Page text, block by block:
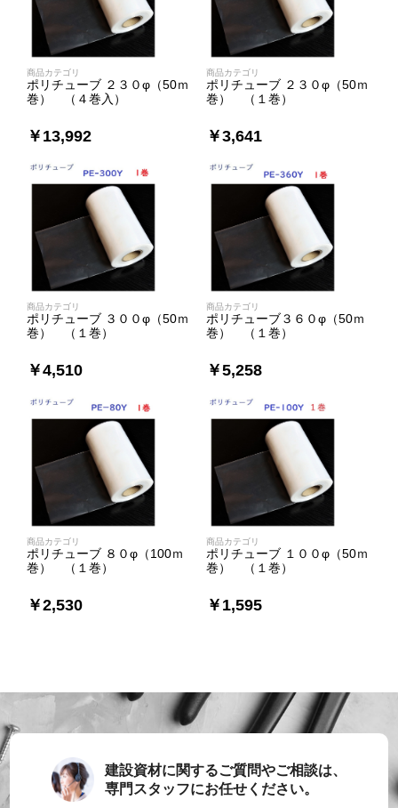
商品カテゴリ
ポリチューブ ２３０φ（50ｍ
巻） （４巻入）
￥13,992
商品カテゴリ
ポリチューブ ２３０φ（50ｍ
巻） （１巻）
￥3,641
商品カテゴリ
ポリチューブ ３００φ（50ｍ
巻） （１巻）
￥4,510
商品カテゴリ
ポリチューブ３６０φ（50ｍ
巻） （１巻）
￥5,258
商品カテゴリ
ポリチューブ ８０φ（100ｍ
巻） （１巻）
￥2,530
商品カテゴリ
ポリチューブ １００φ（50ｍ
巻） （１巻）
￥1,595
建設資材に関するご質問やご相談は、
専門スタッフにお任せください。